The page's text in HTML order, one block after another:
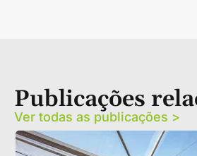
Publicações
Ver todas as publicações >